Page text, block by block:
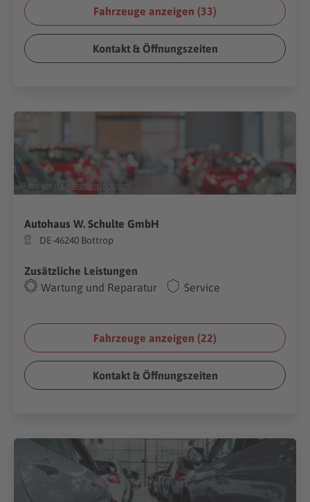
Fahrzeuge anzeigen (33)
Kontakt & Öffnungszeiten
(Foto: voyata Shutterstock.com
Autohaus W. Schulte GmbH
DE-46240 Bottrop
Zusätzliche Leistungen
Wartung und Reparatur
Service
Fahrzeuge anzeigen (22)
Kontakt & Öffnungszeiten